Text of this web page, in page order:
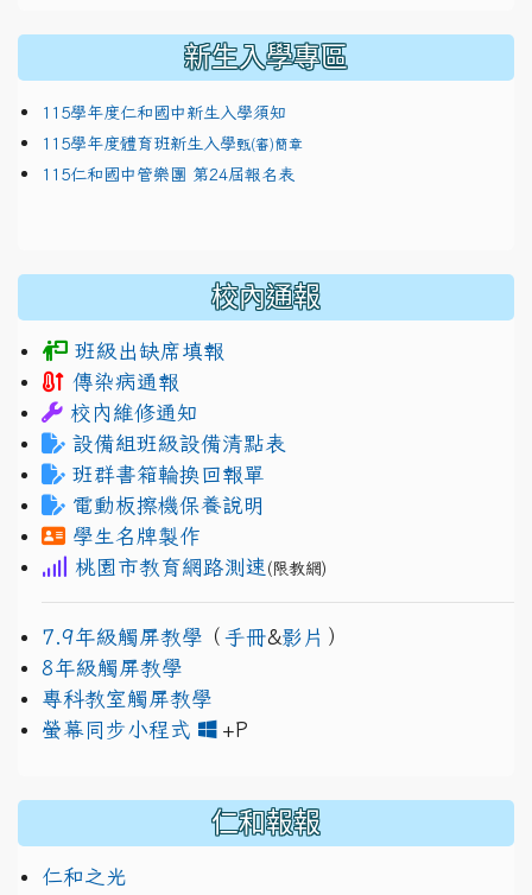
新生入學專區
115學年度仁和國中新生入學須知
115學年度體育班新生入學甄(審)簡章
115仁和國中管樂團 第24屆報名表
校內通報
班級出缺席填報
傳染病通報
校內維修通知
設備組班級設備清點表
班群書箱輪換回報單
電動板擦機保養說明
學生名牌製作
桃園市教育網路測速 (限教網)
7.9年級觸屏教學 （ 手冊&影片 ）
8年級觸屏教學
專科教室觸屏教學
螢幕同步小程式
+P
仁和報報
仁和之光